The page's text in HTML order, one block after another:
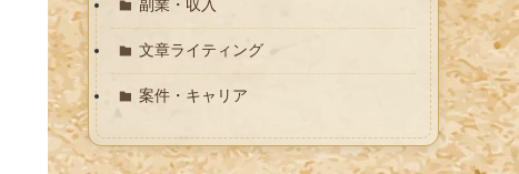
副業・収入
文章ライティング
案件・キャリア